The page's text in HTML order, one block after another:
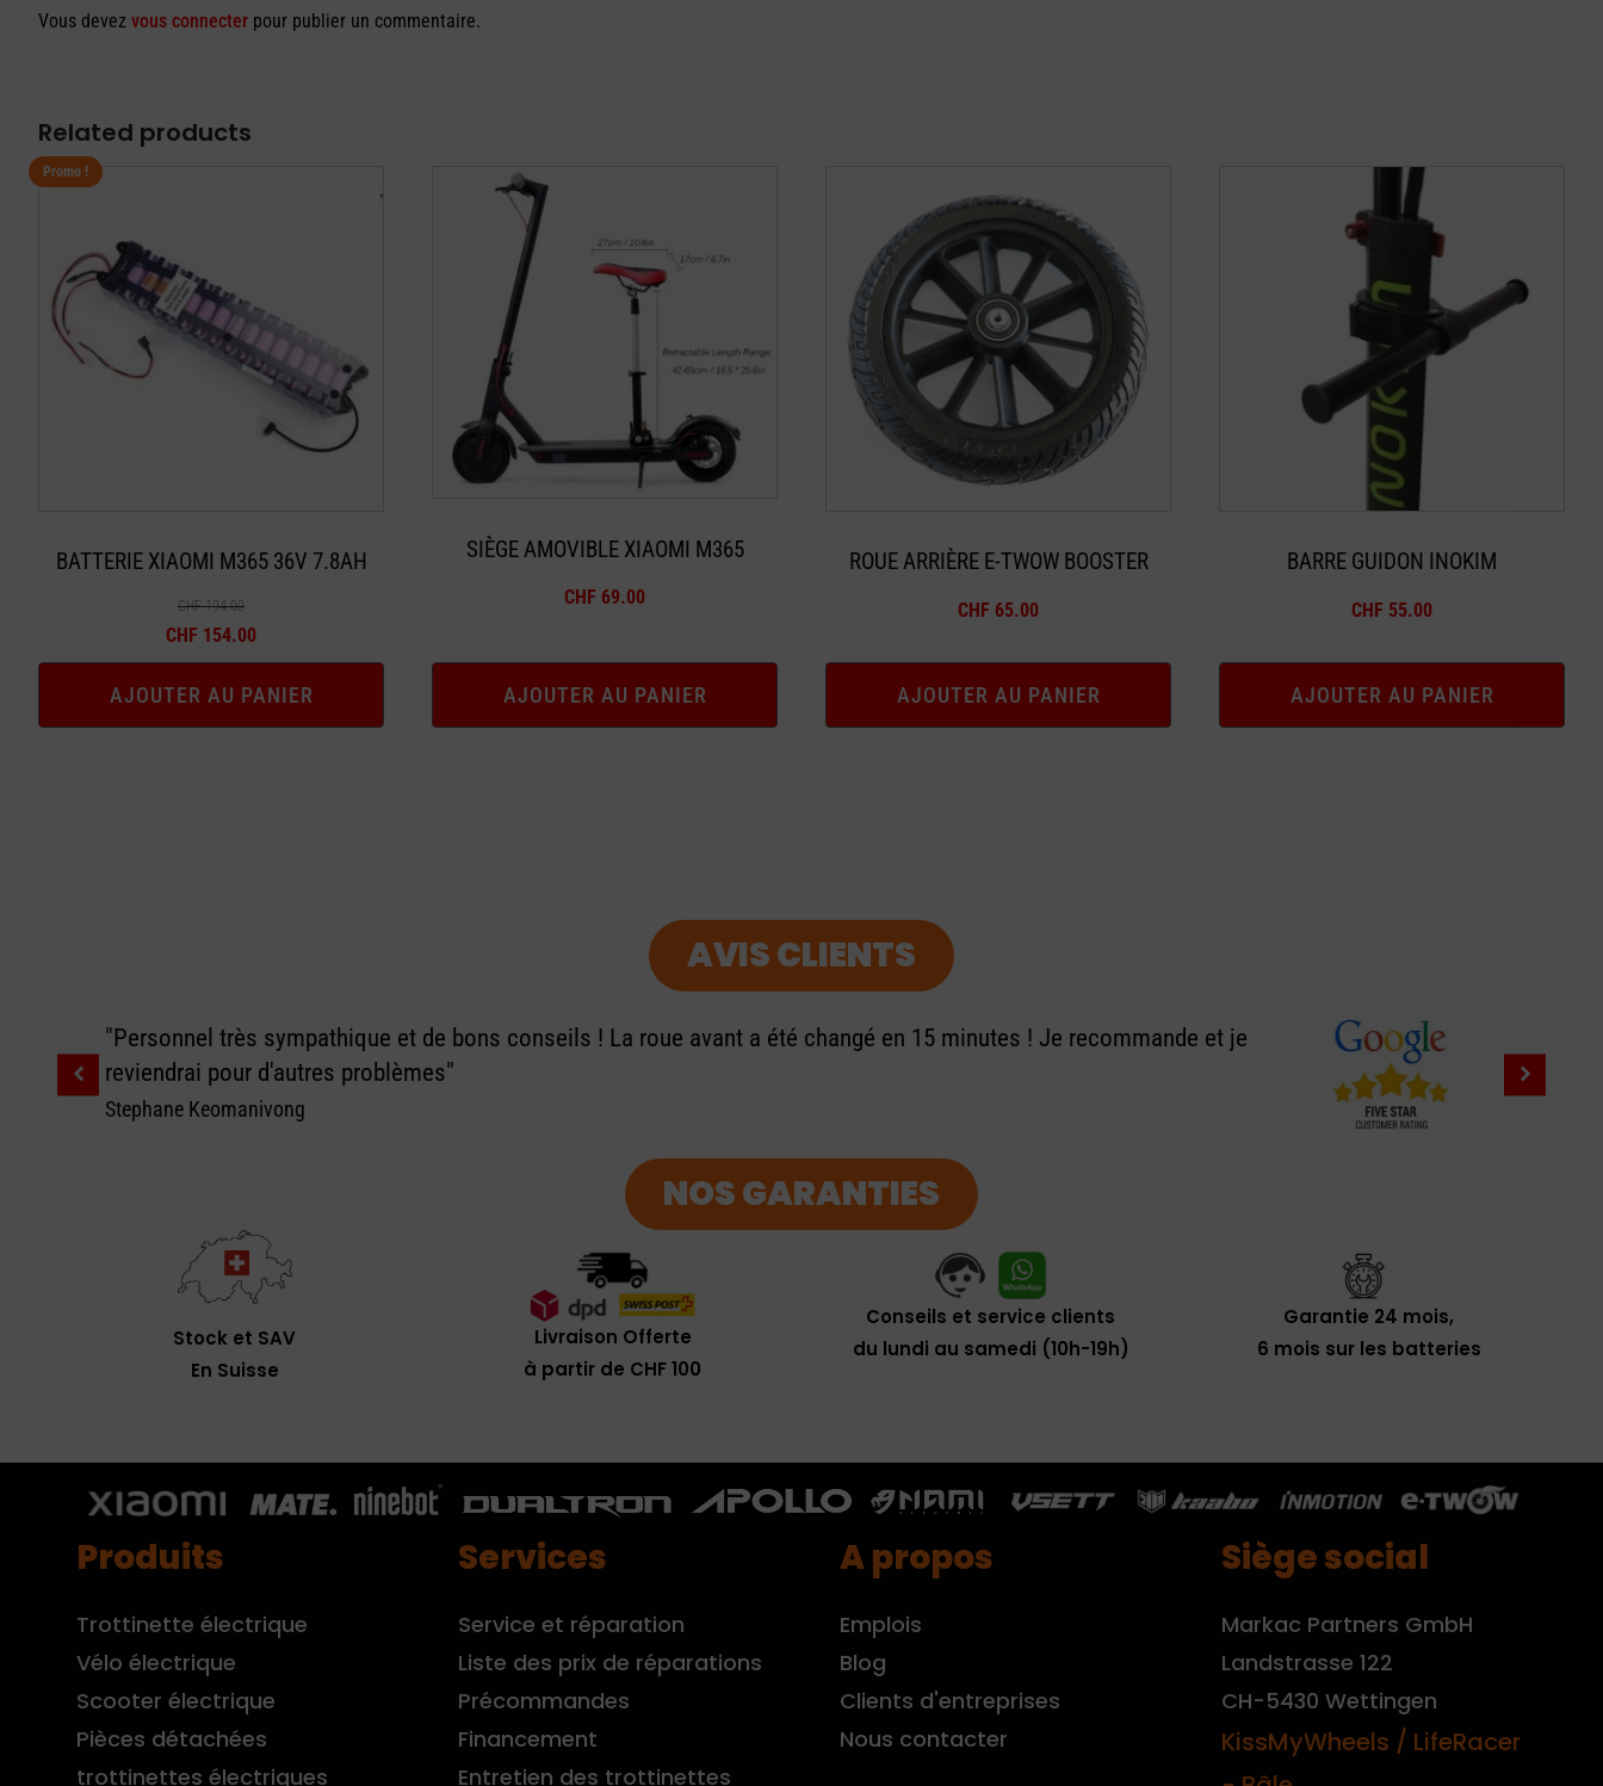
Vous devez vous connecter pour publier un commentaire.
Related products
Promo !
BATTERIE XIAOMI M365 36V 7.8AH
CHF194.00
Le
prix
initial
était :
CHF 154.00Le
prix
actuel
est :
AJOUTER AU PANIER
SIÈGE AMOVIBLE XIAOMI M365
CHF 69.00
AJOUTER AU PANIER
ROUE ARRIÈRE E-TWOW BOOSTER
CHF 65.00
AJOUTER AU PANIER
BARRE GUIDON INOKIM
CHF 55.00
AJOUTER AU PANIER
AVIS CLIENTS
"Personnel très sympathique et de bons conseils ! La roue avant a été changé en 15 minutes ! Je recommande et je
reviendrai pour d'autres problèmes"
Stephane Keomanivong
NOS GARANTIES
Stock et SAV
En Suisse
Livraison Offerte
à partir de CHF 100
Conseils et service clients
du lundi au samedi (10h-19h)
Garantie 24 mois,
6 mois sur les batteries
Produits
Trottinette électrique
Vélo électrique
Scooter électrique
Pièces détachées
trottinettes électriques
Services
Service et réparation
Liste des prix de réparations
Précommandes
Financement
Entretien des trottinettes
A propos
Emplois
Blog
Clients d'entreprises
Nous contacter
Siège social
Markac Partners GmbH
Landstrasse 122
CH-5430 Wettingen
KissMyWheels / LifeRacer